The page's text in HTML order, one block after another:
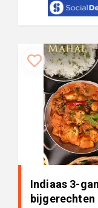
Indiaas 3-
bijgerechten